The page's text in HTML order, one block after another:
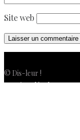
Site web
© Dis-leur !
Mentions légales